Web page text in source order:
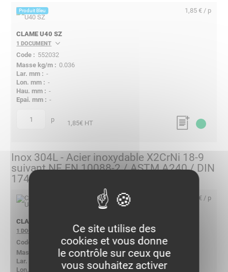
Produit Bleu
CLAME U40 SZ
1 DOCUMENT
552032
0.036
-
-
-
-
quantité p
1,85 € / p
1,85€ HT
Inox 304L - Acier inoxydable X2CrNi 18-9
suivant NF EN 10088-2 / ASTM A240 / DIN
17440
CLAME U40 304L
1 DOCUMENT
0.040
8,45 € / p
Ce site utilise des
cookies et vous donne
le contrôle sur ceux que
vous souhaitez activer